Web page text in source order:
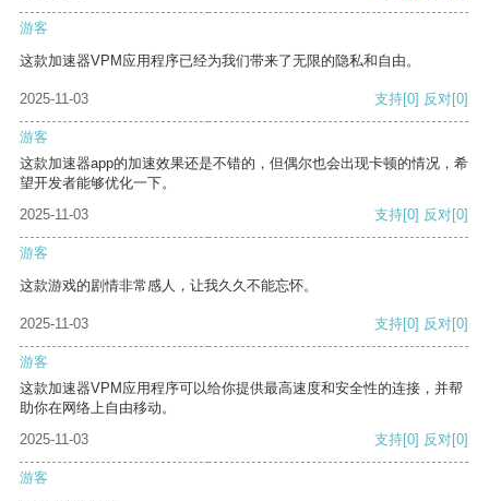
游客
这款加速器VPM应用程序已经为我们带来了无限的隐私和自由。
2025-11-03 支持[0] 反对[0]
游客
这款加速器app的加速效果还是不错的，但偶尔也会出现卡顿的情况，希
望开发者能够优化一下。
2025-11-03
支持[0] 反对[0]
游客
这款游戏的剧情非常感人，让我久久不能忘怀。
2025-11-03 支持[0] 反对[0]
游客
这款加速器VPM应用程序可以给你提供最高速度和安全性的连接，并帮
助你在网络上自由移动。
2025-11-03
支持[0] 反对[0]
游客